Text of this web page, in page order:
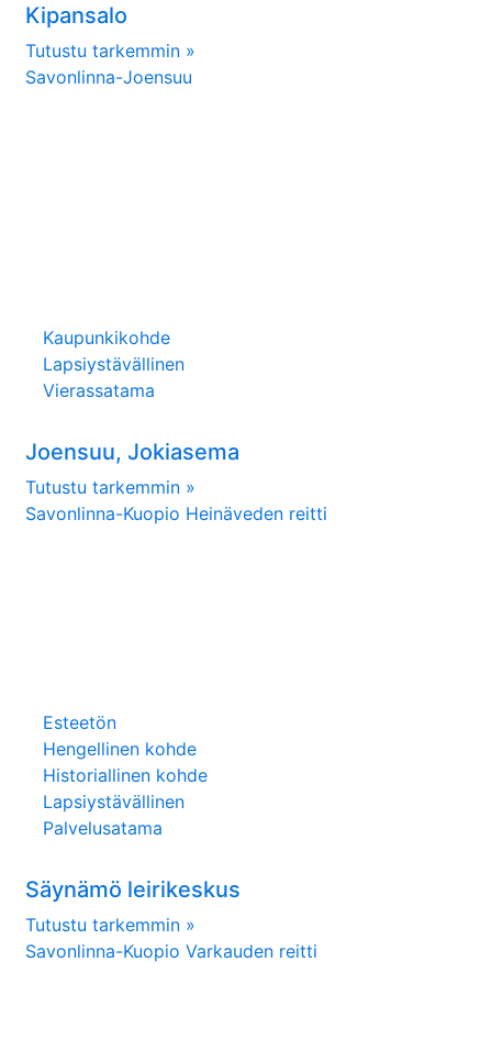
Kipansalo
Tutustu tarkemmin »
Savonlinna-Joensuu
Kaupunkikohde
Lapsiystävällinen
Vierassatama
Joensuu, Jokiasema
Tutustu tarkemmin »
Savonlinna-Kuopio Heinäveden reitti
Esteetön
Hengellinen kohde
Historiallinen kohde
Lapsiystävällinen
Palvelusatama
Säynämö leirikeskus
Tutustu tarkemmin »
Savonlinna-Kuopio Varkauden reitti